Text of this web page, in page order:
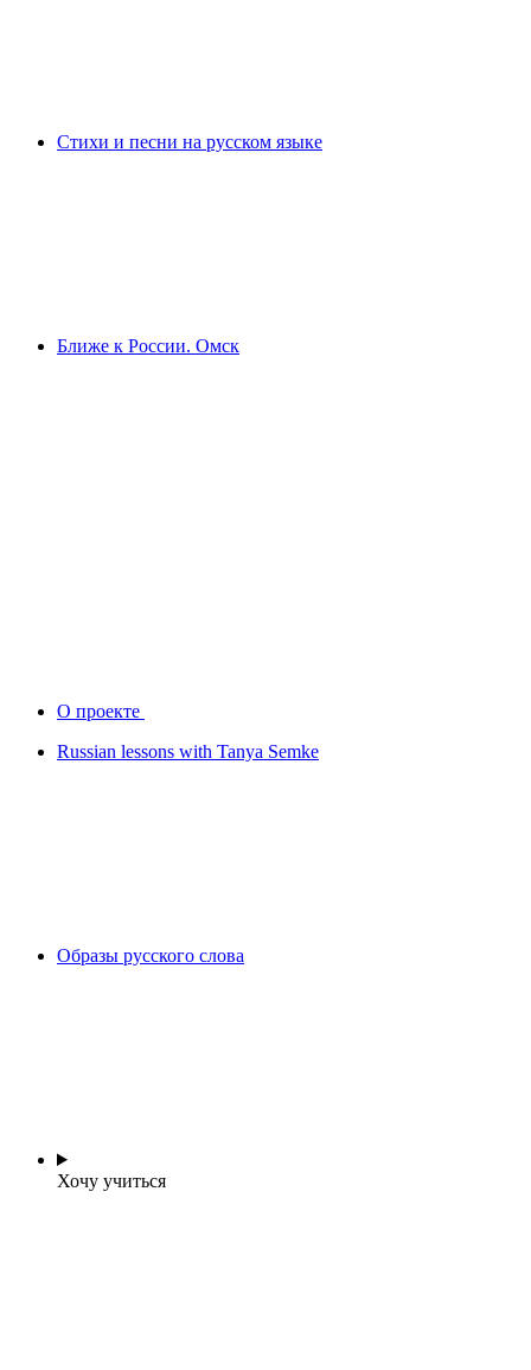
Стихи и песни на русском языке
Ближе к России. Омск
О проекте
Russian lessons with Tanya Semke
Образы русского слова
Хочу учиться